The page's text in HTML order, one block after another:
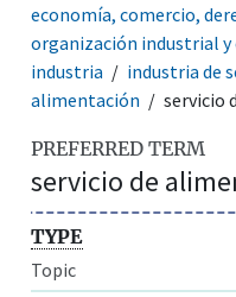
economía, comercio,
organización industrial
industria
industria de
alimentación
servicio
PREFERRED TERM
servicio de
TYPE
Topic